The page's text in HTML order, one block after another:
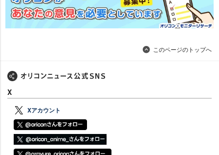
このページのトップへ
X
Xアカウント